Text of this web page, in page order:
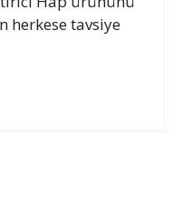
herkese tavsiye